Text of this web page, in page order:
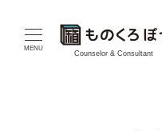
MENU
Counselor & Consultant